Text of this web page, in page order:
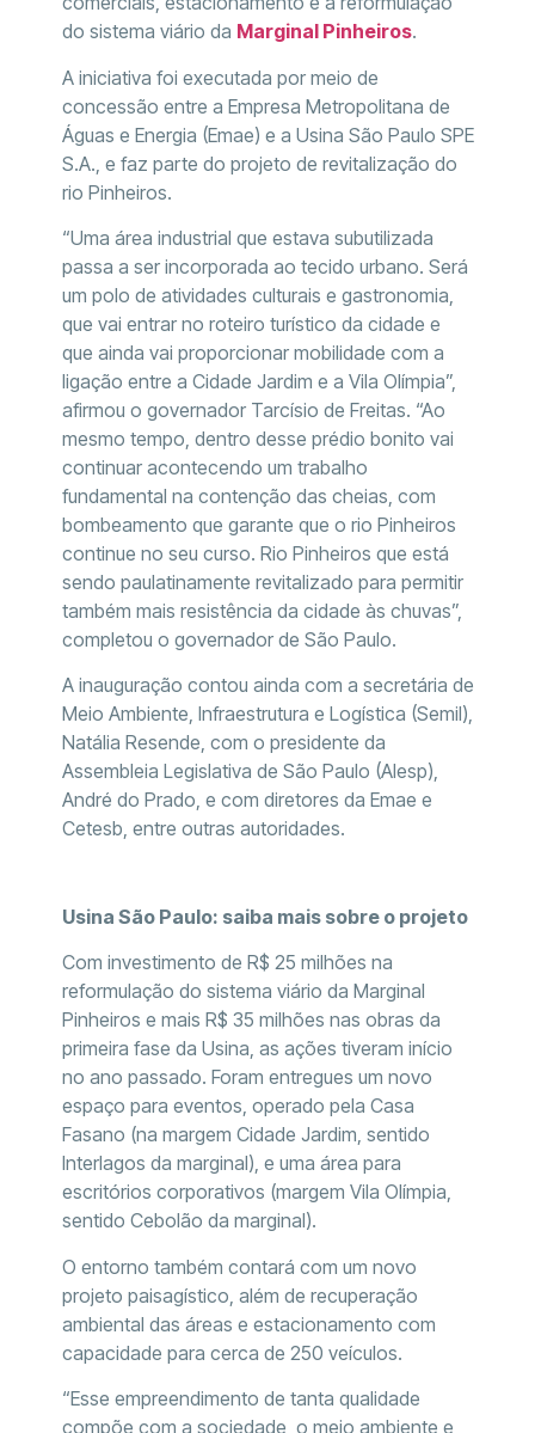
do sistema viário da Marginal Pinheiros.
A iniciativa foi executada por meio de
concessão entre a Empresa Metropolitana de
Águas e Energia (Emae) e a Usina São Paulo SPE
S.A., e faz parte do projeto de revitalização do
rio Pinheiros.
“Uma área industrial que estava subutilizada
passa a ser incorporada ao tecido urbano. Será
um polo de atividades culturais e gastronomia,
que vai entrar no roteiro turístico da cidade e
que ainda vai proporcionar mobilidade com a
ligação entre a Cidade Jardim e a Vila Olímpia”,
afirmou o governador Tarcísio de Freitas. “Ao
mesmo tempo, dentro desse prédio bonito vai
continuar acontecendo um trabalho
fundamental na contenção das cheias, com
bombeamento que garante que o rio Pinheiros
continue no seu curso. Rio Pinheiros que está
sendo paulatinamente revitalizado para permitir
também mais resistência da cidade às chuvas”,
completou o governador de São Paulo.
A inauguração contou ainda com a secretária de
Meio Ambiente, Infraestrutura e Logística (Semil),
Natália Resende, com o presidente da
Assembleia Legislativa de São Paulo (Alesp),
André do Prado, e com diretores da Emae e
Cetesb, entre outras autoridades.
Usina São Paulo: saiba mais sobre o projeto
Com investimento de R$ 25 milhões na
reformulação do sistema viário da Marginal
Pinheiros e mais R$ 35 milhões nas obras da
primeira fase da Usina, as ações tiveram início
no ano passado. Foram entregues um novo
espaço para eventos, operado pela Casa
Fasano (na margem Cidade Jardim, sentido
Interlagos da marginal), e uma área para
escritórios corporativos (margem Vila Olímpia,
sentido Cebolão da marginal).
O entorno também contará com um novo
projeto paisagístico, além de recuperação
ambiental das áreas e estacionamento com
capacidade para cerca de 250 veículos.
“Esse empreendimento de tanta qualidade
compõe com a sociedade, o meio ambiente e